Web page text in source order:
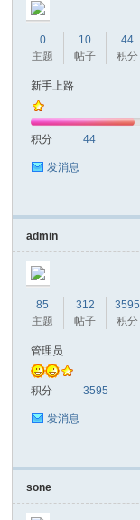
0
主题
10
帖子
44
积分
新手上路
积分 44
发消息
admin
85
主题
312
帖子
3595
积分
管理员
积分 3595
发消息
sone